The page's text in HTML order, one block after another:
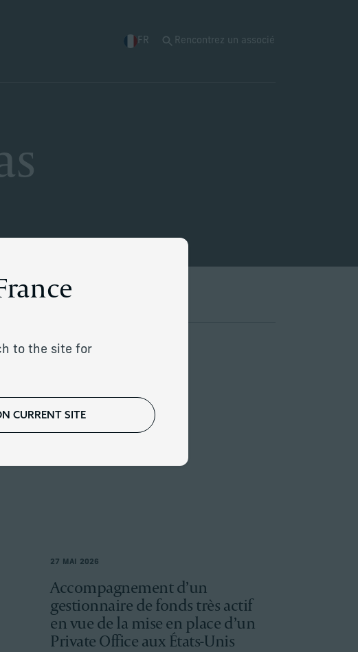
FR
to the site for
CURRENT SITE
Rencontrez un associé
27 MAI 2026
Accompagnement d’un
gestionnaire de fonds très actif
en vue de la mise en place d’un
Private Office aux États-Unis